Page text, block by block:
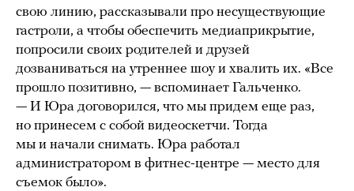
свою линию, рассказывали про несуществующие
гастроли, а чтобы обеспечить медиаприкрытие,
попросили своих родителей и друзей
дозваниваться на утреннее шоу и хвалить их. «Все
прошло позитивно, — вспоминает Гальченко.
— И Юра договорился, что мы придем еще раз,
но принесем с собой видеоскетчи. Тогда
мы и начали снимать. Юра работал
администратором в фитнес-центре — место для
съемок было».